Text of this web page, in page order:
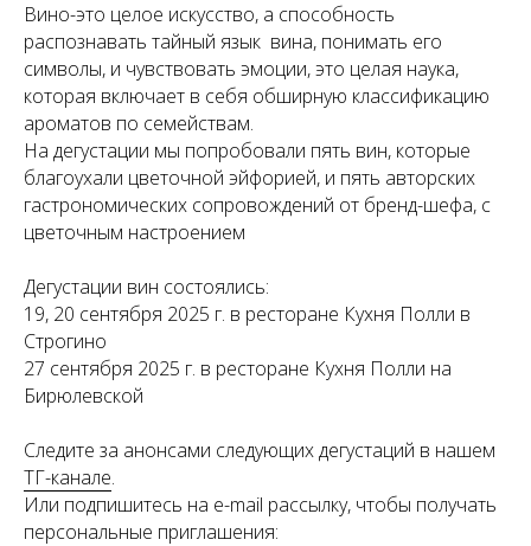
Вино-это целое искусство, а способность
распознавать тайный язык вина, понимать его
символы, и чувствовать эмоции, это целая наука,
которая включает в себя обширную классификацию
ароматов по семействам.
На дегустации мы попробовали пять вин, которые
благоухали цветочной эйфорией, и пять авторских
гастрономических сопровождений от бренд-шефа, с
цветочным настроением
Дегустации вин состоялись:
19, 20 сентября 2025 г. в ресторане Кухня Полли в
Строгино
27 сентября 2025 г. в ресторане Кухня Полли на
Бирюлевской
Следите за анонсами следующих дегустаций в нашем
ТГ-канале.
Или подпишитесь на e-mail рассылку, чтобы получать
персональные приглашения: